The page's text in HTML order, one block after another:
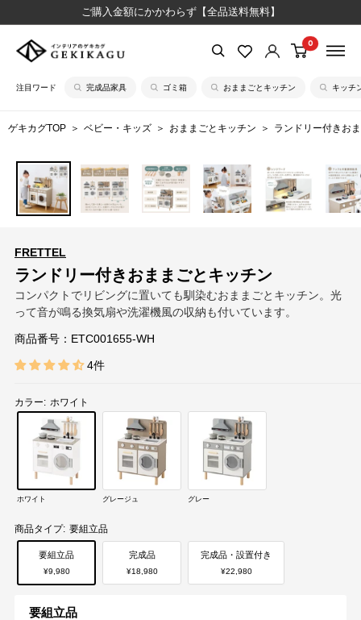
ご購入金額にかかわらず【全品送料無料】
【公
イ
テ
ア
の
ゲ
カ
グ
0
注目ワード 完成品家具 ゴミ箱 おままごとキッチン キッチ
ゲキカグTOP ベビー・キッズ おままごとキッチン ランドリー付きお
FRETTEL
ランドリー付きおままごとキッチン
コンパクトでリビングに置いても馴染むおままごとキッチン。光
って音が鳴る換気扇や洗濯機風の収納も付いています。
商品番号： ETC001655-WH
4件
カラー: ホワイト
ホワイト グレージュ グレー
商品タイプ: 要組立品
要組立品
¥9,980
完成品
¥18,980
完成品・設置付き
¥22,980
要組立品